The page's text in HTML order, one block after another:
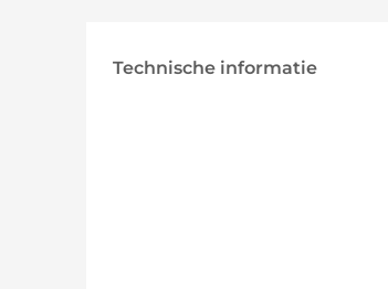
Technische informatie